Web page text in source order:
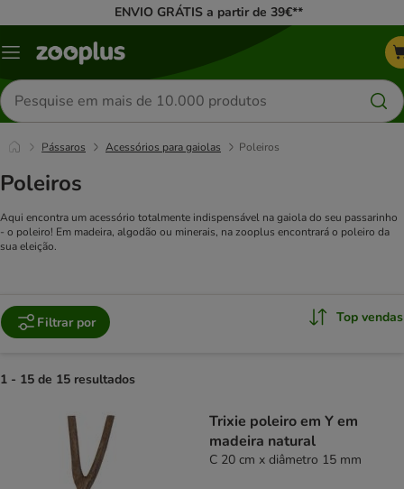
ENVIO GRÁTIS a partir de 39€**
Menu
Pesquisar
produtos
Pássaros Acessórios para gaiolas Poleiros
Poleiros
Aqui encontra um acessório totalmente indispensável na gaiola do seu passarinho
- o poleiro! Em madeira, algodão ou minerais, na zooplus encontrará o poleiro da
sua eleição.
Filtrar por Top vendas
1 - 15 de 15 resultados
Trixie poleiro em Y em
madeira natural
C 20 cm x diâmetro 15 mm